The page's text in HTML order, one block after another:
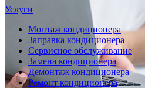
Услуги
Монтаж кондиционера
Заправка кондиционера
Сервисное обслуживание
Замена кондиционера
Демонтаж кондиционера
Ремонт кондиционера